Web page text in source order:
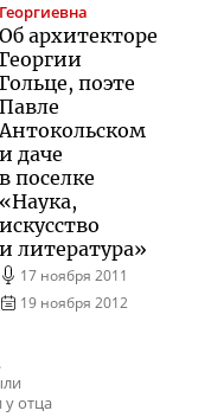
Георгиевна
Об архитекторе
Георгии
Гольце, поэте
Павле
Антокольском
и даче
в поселке
«Наука,
искусство
и литература»
17 ноября 2011
19 ноября 2012
у отца